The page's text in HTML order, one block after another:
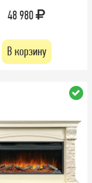
48 980
В корзину